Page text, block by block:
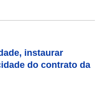
instaurar
do contrato da